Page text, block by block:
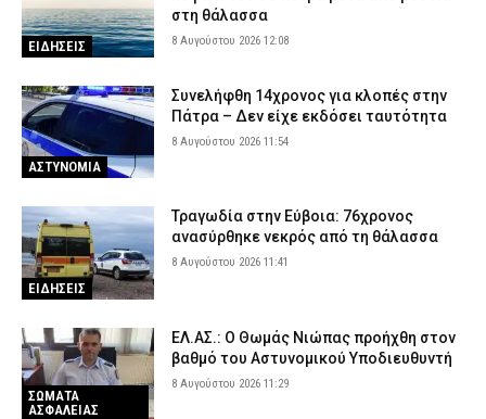
ΕΙΔΗΣΕΙΣ
στη θάλασσα
8 Αυγούστου 2026 12:08
ΑΣΤΥΝΟΜΙΑ
Συνελήφθη 14χρονος για κλοπές στην
Πάτρα – Δεν είχε εκδόσει ταυτότητα
8 Αυγούστου 2026 11:54
ΕΙΔΗΣΕΙΣ
Τραγωδία στην Εύβοια: 76χρονος
ανασύρθηκε νεκρός από τη θάλασσα
8 Αυγούστου 2026 11:41
ΣΩΜΑΤΑ
ΑΣΦΑΛΕΙΑΣ
ΕΛ.ΑΣ.: Ο Θωμάς Νιώπας προήχθη στον
βαθμό του Αστυνομικού Υποδιευθυντή
8 Αυγούστου 2026 11:29